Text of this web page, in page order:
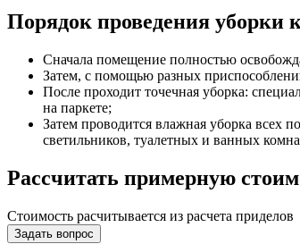
Порядок проведения уборки
Сначала помещение полностью
Затем, с помощью разных
После проходит точечная уборка:
на паркете;
Затем проводится влажная уборка всех
светильников, туалетных и ванных
Рассчитать примерную
Стоимость расчитывается из расчета приделов
Задать вопрос